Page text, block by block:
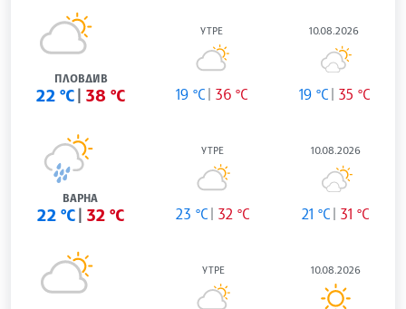
ПЛОВДИВ
22 °C 38 °C
УТРЕ
19 °C 36 °C
10.08.2026
19 °C 35 °C
ВАРНА
22 °C 32 °C
УТРЕ
23 °C 32 °C
10.08.2026
21 °C 31 °C
УТРЕ 10.08.2026